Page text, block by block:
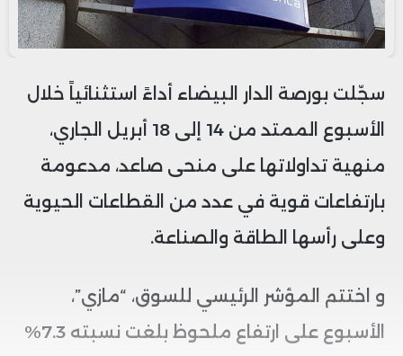
سجّلت بورصة الدار البيضاء أداءً استثنائياً خلال
الأسبوع الممتد من 14 إلى 18 أبريل الجاري،
منهية تداولاتها على منحى صاعد، مدعومة
بارتفاعات قوية في عدد من القطاعات الحيوية
وعلى رأسها الطاقة والصناعة.
و اختتم المؤشر الرئيسي للسوق، “مازي”،
الأسبوع على ارتفاع ملحوظ بلغت نسبته 7.3%